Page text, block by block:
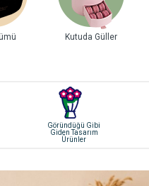
Tasarım Çiçekler Teraryumlar
Göründüğü Gibi
Giden Tasarım
Ürünler